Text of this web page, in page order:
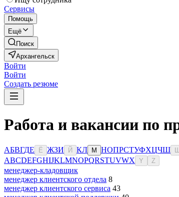
Сервисы
Помощь
Ещё
Поиск
Архангельск
Войти
Войти
Создать резюме
Работа и вакансии по
АБВГДЕ Ё ЖЗИ Й КЛ М НОПРСТУФХЦЧШ
ABCDEFGHIJKLMNOPQRSTUVWX Y Z
менеджер-кладовщик
менеджер клиентского отдела 8
менеджер клиентского сервиса 43